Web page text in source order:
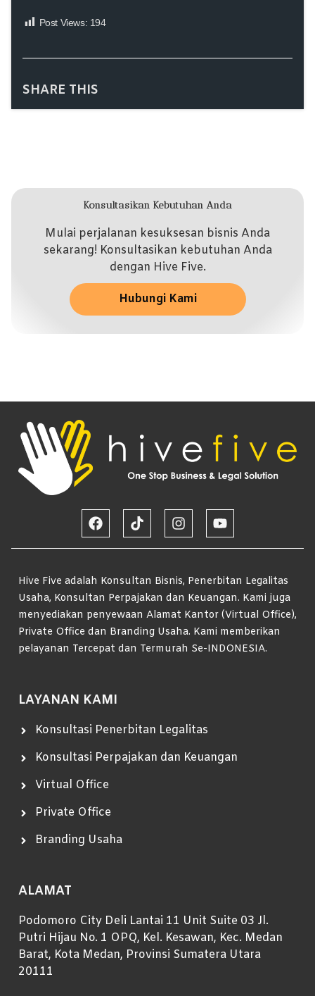
Post Views: 194
SHARE THIS
Konsultasikan Kebutuhan Anda
Mulai perjalanan kesuksesan bisnis Anda
sekarang! Konsultasikan kebutuhan Anda
dengan Hive Five.
Hubungi Kami
Hive Five adalah Konsultan Bisnis, Penerbitan Legalitas
Usaha, Konsultan Perpajakan dan Keuangan. Kami juga
menyediakan penyewaan Alamat Kantor (Virtual Office),
Private Office dan Branding Usaha. Kami memberikan
pelayanan Tercepat dan Termurah Se-INDONESIA.
LAYANAN KAMI
Konsultasi Penerbitan Legalitas
Konsultasi Perpajakan dan Keuangan
Virtual Office
Private Office
Branding Usaha
ALAMAT
Podomoro City Deli Lantai 11 Unit Suite 03 Jl.
Putri Hijau No. 1 OPQ, Kel. Kesawan, Kec. Medan
Barat, Kota Medan, Provinsi Sumatera Utara
20111